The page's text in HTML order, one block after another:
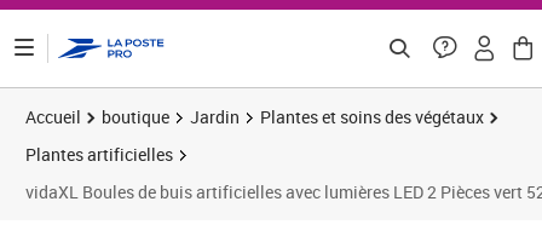
Accueil boutique Jardin
Plantes et soins des végétaux
Plantes artificielles
vidaXL Boules de buis artificielles avec lumières LED 2 Pièces vert